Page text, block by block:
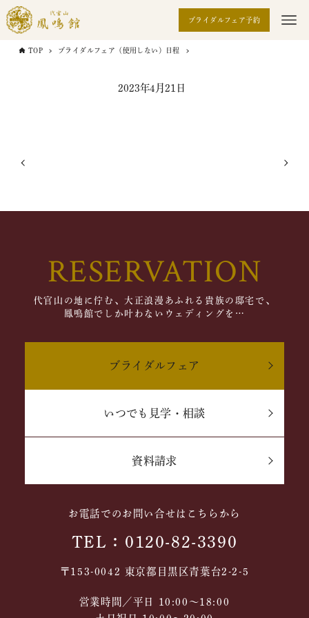
ブライダルフェア予約
TOP ブライダルフェア（使用しない）日程
2023年4月21日
RESERVATION
代官山の地に佇む、大正浪漫あふれる貴族の邸宅で、
鳳鳴館でしか叶わないウェディングを…
ブライダルフェア
いつでも見学・相談
資料請求
お電話でのお問い合せはこちらから
TEL：0120-82-3390
〒153-0042 東京都目黒区青葉台2-2-5
営業時間／平日 10:00～18:00